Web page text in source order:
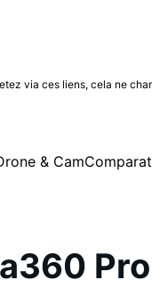
via ces liens, cela ne
& Cam